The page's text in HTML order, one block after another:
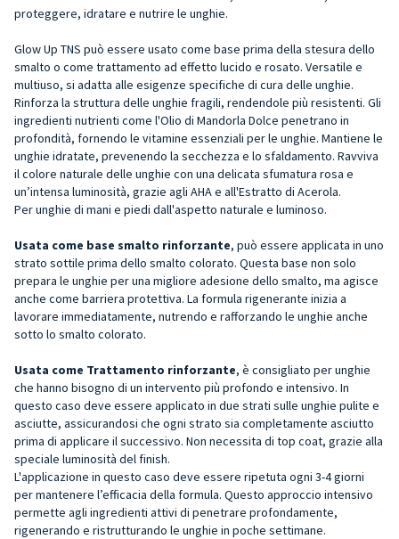
proteggere, idratare e nutrire le unghie.
Glow Up TNS può essere usato come base prima della stesura dello
smalto o come trattamento ad effetto lucido e rosato. Versatile e
multiuso, si adatta alle esigenze specifiche di cura delle unghie.
Rinforza la struttura delle unghie fragili, rendendole più resistenti. Gli
ingredienti nutrienti come l'Olio di Mandorla Dolce penetrano in
profondità, fornendo le vitamine essenziali per le unghie. Mantiene le
unghie idratate, prevenendo la secchezza e lo sfaldamento. Ravviva
il colore naturale delle unghie con una delicata sfumatura rosa e
un’intensa luminosità, grazie agli AHA e all'Estratto di Acerola.
Per unghie di mani e piedi dall'aspetto naturale e luminoso.
Usata come base smalto rinforzante, può essere applicata in uno
strato sottile prima dello smalto colorato. Questa base non solo
prepara le unghie per una migliore adesione dello smalto, ma agisce
anche come barriera protettiva. La formula rigenerante inizia a
lavorare immediatamente, nutrendo e rafforzando le unghie anche
sotto lo smalto colorato.
Usata come Trattamento rinforzante, è consigliato per unghie
che hanno bisogno di un intervento più profondo e intensivo. In
questo caso deve essere applicato in due strati sulle unghie pulite e
asciutte, assicurandosi che ogni strato sia completamente asciutto
prima di applicare il successivo. Non necessita di top coat, grazie alla
speciale luminosità del finish.
L'applicazione in questo caso deve essere ripetuta ogni 3-4 giorni
per mantenere l’efficacia della formula. Questo approccio intensivo
permette agli ingredienti attivi di penetrare profondamente,
rigenerando e ristrutturando le unghie in poche settimane.